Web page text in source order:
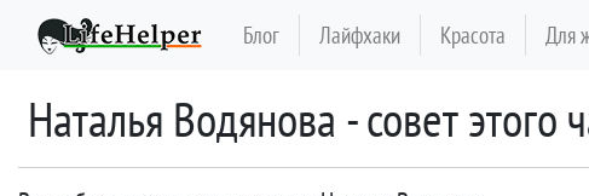
Блог Лайфхаки Красота Для
Наталья Водянова - совет этого